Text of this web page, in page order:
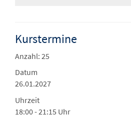
Kurstermine
Anzahl: 25
Datum
26.01.2027
Uhrzeit
18:00 - 21:15 Uhr